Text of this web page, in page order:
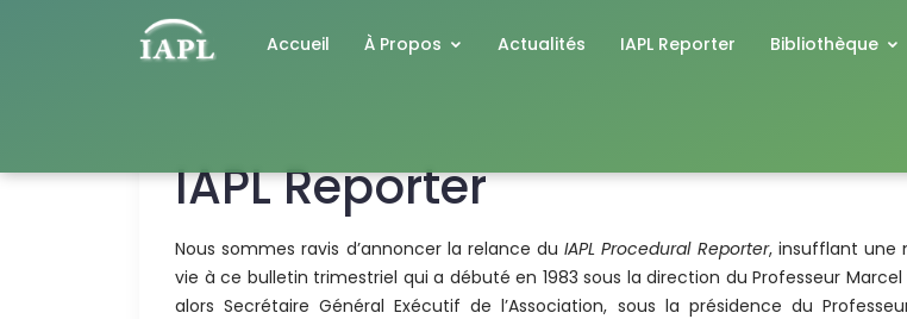
Accueil À Propos Actualités IAPL Reporter Bibliothèque
IAPL Reporter
Nous sommes ravis d’annoncer la relance duIAPL Procedural Reporter, insufflant une
vie à ce bulletin trimestriel qui a débuté en 1983 sous la direction du Professeur Marcel
alors Secrétaire Général Exécutif de l’Association, sous la présidence du